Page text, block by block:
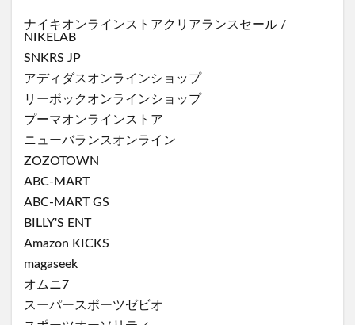
ナイキオンラインストアクリアランスセール /
NIKELAB
SNKRS JP
アディダスオンラインショップ
リーボックオンラインショップ
プーマオンラインストア
ニューバランスオンライン
ZOZOTOWN
ABC-MART
ABC-MART GS
BILLY'S ENT
Amazon KICKS
magaseek
オムニ7
スーパースポーツゼビオ